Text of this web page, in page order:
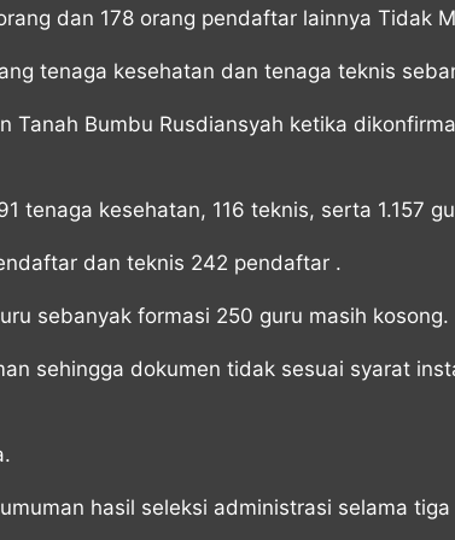
dan 178 orang pendaftar lainnya Tidak
tenaga kesehatan dan tenaga teknis
Tanah Bumbu Rusdiansyah ketika
tenaga kesehatan, 116 teknis, serta 1.157
dan teknis 242 pendaftar .
sebanyak formasi 250 guru masih kosong.
sehingga dokumen tidak sesuai syarat
hasil seleksi administrasi selama